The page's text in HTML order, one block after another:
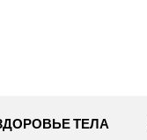
ТЕЛА